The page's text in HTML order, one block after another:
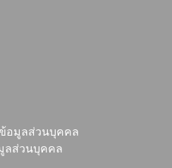
อมูลส่วนบุคคล
ลส่วนบุคคล